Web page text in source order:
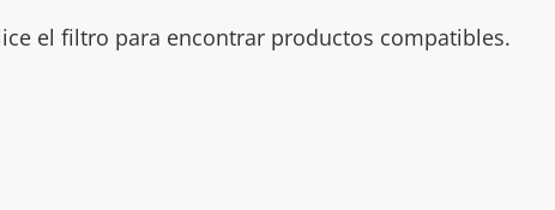
el filtro para encontrar productos compatibles.